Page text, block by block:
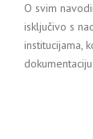
O svim
isključivo s
institucijama,